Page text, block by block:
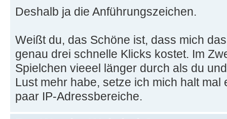
Deshalb ja die Anführungszeichen.
Weißt du, das Schöne ist, dass mich
genau drei schnelle Klicks kostet. Im
Spielchen vieeel länger durch als du
Lust mehr habe, setze ich mich halt
paar IP-Adressbereiche.